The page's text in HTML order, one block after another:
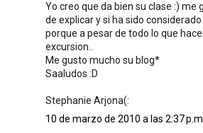
Yo creo que da bien su clase :) me
de explicar y si ha sido
porque a pesar de todo lo que
excursion..
Me gusto mucho su blog*
Saaludos :D
Stephanie Arjona(:
10 de marzo de 2010 a las 2:37 p.m.